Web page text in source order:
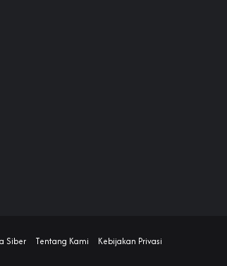
Siber Tentang Kami Kebijakan Privasi